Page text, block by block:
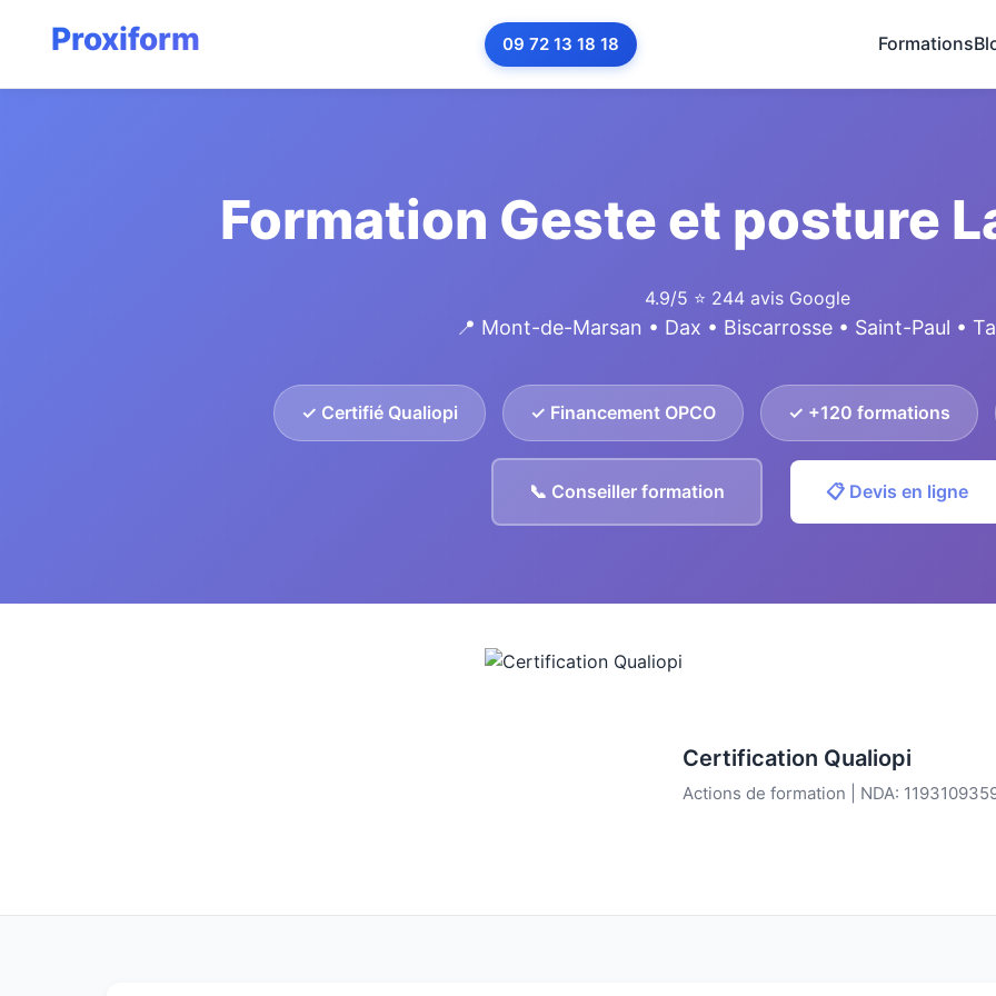
09 72 13 18 18 Formations
Formation Geste et posture
4.9/5 ⭐ 244 avis Google
📍 Mont-de-Marsan • Dax • Biscarrosse • Saint-Paul •
✓ Certifié Qualiopi ✓ Financement OPCO ✓ +120 formations
📞 Conseiller formation 📋 Devis en ligne
Certification Qualiopi
Actions de formation | NDA: